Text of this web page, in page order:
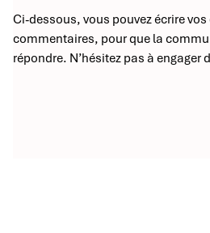
Ci-dessous, vous pouvez écrire
commentaires, pour que la
répondre. N’hésitez pas à engager